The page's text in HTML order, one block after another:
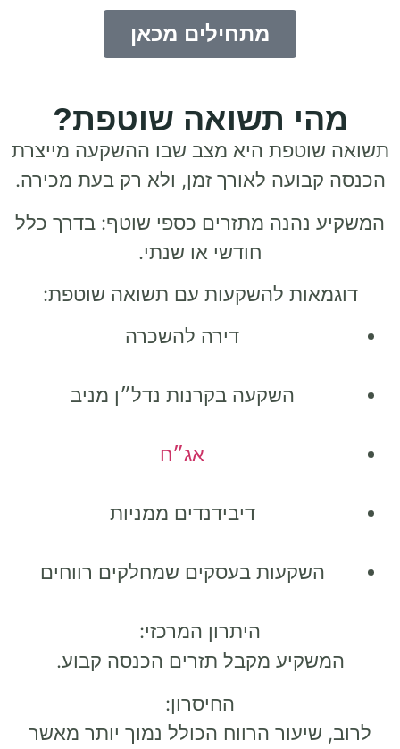
מתחילים מכאן
מהי תשואה שוטפת?
תשואה שוטפת היא מצב שבו ההשקעה מייצרת
הכנסה קבועה לאורך זמן, ולא רק בעת מכירה.
המשקיע נהנה מתזרים כספי שוטף: בדרך כלל
חודשי או שנתי.
דוגמאות להשקעות עם תשואה שוטפת:
דירה להשכרה
השקעה בקרנות נדל״ן מניב
אג״ח
דיבידנדים ממניות
השקעות בעסקים שמחלקים רווחים
היתרון המרכזי:
המשקיע מקבל תזרים הכנסה קבוע.
החיסרון:
לרוב, שיעור הרווח הכולל נמוך יותר מאשר